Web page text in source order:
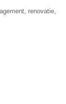
renovatie,